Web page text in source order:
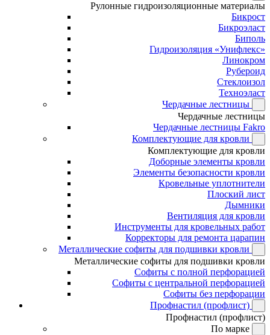
Рулонные гидроизоляционные материалы
Бикрост
Бикроэласт
Биполь
Гидроизоляция «Унифлекс»
Линокром
Рубероид
Стеклоизол
Техноэласт
Чердачные лестницы
Чердачные лестницы
Чердачные лестницы Fakro
Комплектующие для кровли
Комплектующие для кровли
Доборные элементы кровли
Элементы безопасности кровли
Кровельные уплотнители
Плоский лист
Дымники
Вентиляция для кровли
Инструменты для кровельных работ
Корректоры для ремонта царапин
Металлические софиты для подшивки кровли
Металлические софиты для подшивки кровли
Софиты с полной перфорацией
Софиты с центральной перфорацией
Софиты без перфорации
Профнастил (профлист)
Профнастил (профлист)
По марке